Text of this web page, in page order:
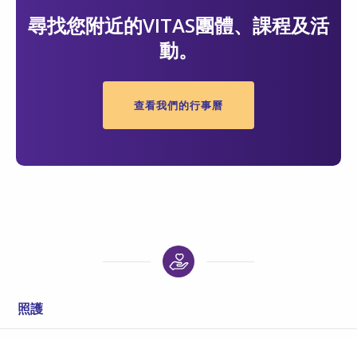
尋找您附近的VITAS團體、課程及活
動。
查看我們的行事曆
照護